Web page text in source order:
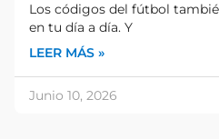
Los códigos del fútbol
en tu día a día. Y
LEER MÁS »
Junio 10, 2026